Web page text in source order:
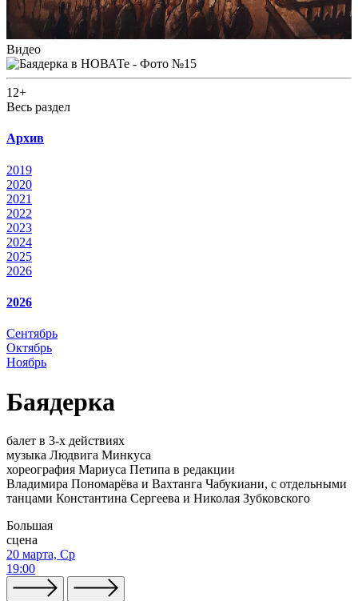
Видео
12+
Весь раздел
Архив
2019
2020
2021
2022
2023
2024
2025
2026
2026
Сентябрь
Октябрь
Ноябрь
Баядерка
балет в 3-х действиях
музыка Людвига Минкуса
хореография Мариуса Петипа в редакции
Владимира Пономарёва и Вахтанга Чабукиани, с отдельными
танцами Константина Сергеева и Николая Зубковского
Большая
сцена
20 марта, Ср
19:00